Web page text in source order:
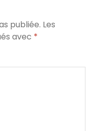
publiée. Les
avec *